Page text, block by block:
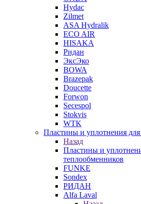
Hydac
Zilmet
ASA Hydralik
ECO AIR
HISAKA
Ридан
ЭксЭко
BOWA
Brazepak
Doucette
Forwon
Secespol
Stokvis
WTK
Пластины и уплотнения
Назад
Пластины и
теплообменников
FUNKE
Sondex
РИДАН
Alfa Laval